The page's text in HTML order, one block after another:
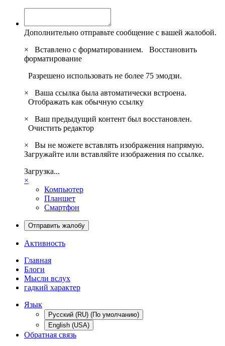
Дополнительно отправьте сообщение с вашей жалобой.
×
Вставлено с форматированием. Восстановить
форматирование
Разрешено использовать не более 75 эмодзи.
×
Ваша ссылка была автоматически встроена.
Отображать как обычную ссылку
×
Ваш предыдущий контент был восстановлен.
Очистить редактор
×
Вы не можете вставлять изображения напрямую.
Загружайте или вставляйте изображения по ссылке.
Загрузка...
×
Компьютер
Планшет
Смартфон
Отправить жалобу
Активность
Главная
Блоги
Мысли вслух
гадкий характер
Язык
Русский (RU) (По умолчанию)
English (USA)
Обратная связь